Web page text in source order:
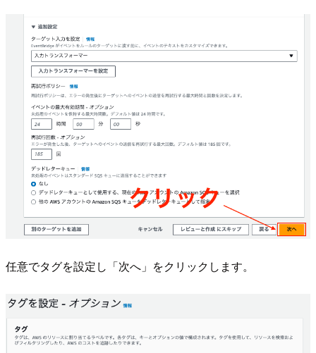
任意でタグを設定し「次へ」をクリックします。